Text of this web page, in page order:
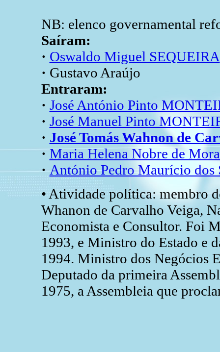
NB: elenco governamental
Saíram:
· Oswaldo Miguel SEQUEIRA
· Gustavo Araújo
Entraram:
· José António Pinto
· José Manuel Pinto
· José Tomás Wahnon de
·Maria Helena Nobre de
·António Pedro Maurício dos
• Atividade política: membro
Whanon de Carvalho Veiga,
Economista e Consultor. Foi
1993, e Ministro do Estado e
1994. Ministro dos Negócios
Deputado da primeira
1975, a Assembleia que